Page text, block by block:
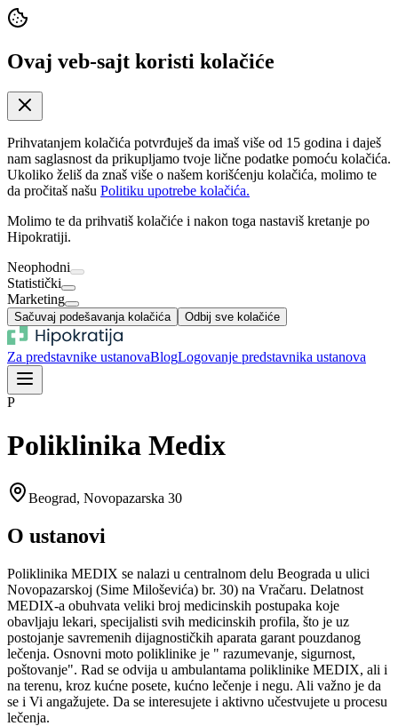
Ovaj veb-sajt koristi kolačiće
Prihvatanjem kolačića potvrđuješ da imaš više od 15 godina i daješ
nam saglasnost da prikupljamo tvoje lične podatke pomoću kolačića.
Ukoliko želiš da znaš više o našem korišćenju kolačića, molimo te
da pročitaš našu Politiku upotrebe kolačića.
Molimo te da prihvatiš kolačiće i nakon toga nastaviš kretanje po
Hipokratiji.
Neophodni
Statistički
Marketing
Sačuvaj podešavanja kolačića Odbij sve kolačiće
Za predstavnike ustanovaBlogLogovanje predstavnika ustanova
P
Poliklinika Medix
Beograd, Novopazarska 30
O ustanovi
Poliklinika MEDIX se nalazi u centralnom delu Beograda u ulici
Novopazarskoj (Sime Miloševića) br. 30) na Vračaru. Delatnost
MEDIX-a obuhvata veliki broj medicinskih postupaka koje
obavljaju lekari, specijalisti svih medicinskih profila, što je uz
postojanje savremenih dijagnostičkih aparata garant pouzdanog
lečenja. Osnovni moto poliklinike je " razumevanje, sigurnost,
poštovanje". Rad se odvija u ambulantama poliklinike MEDIX, ali i
na terenu, kroz kućne posete, kućno lečenje i negu. Ali važno je da
se i Vi angažujete. Da se interesujete i aktivno učestvujete u procesu
lečenja.